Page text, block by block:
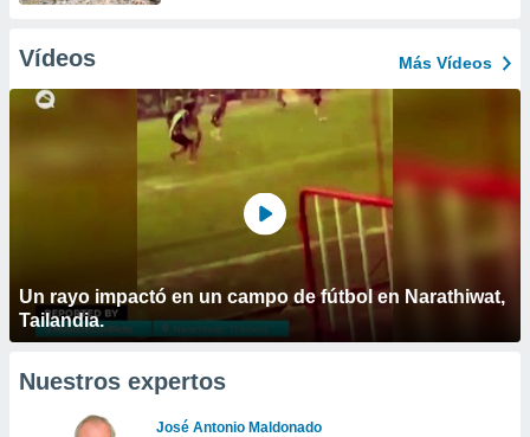
Vídeos Más Vídeos
Un rayo impactó en un campo de fútbol en Narathiwat,
Tailandia.
Nuestros expertos
José Antonio Maldonado